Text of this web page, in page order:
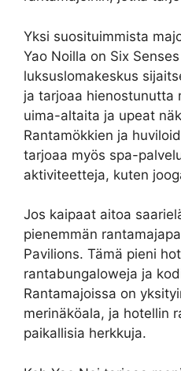
Yksi suosituimmista
Yao Noilla on Six
luksuslomakeskus
ja tarjoaa hienostunutta
uima-altaita ja upeat
Rantamökkien ja
tarjoaa myös spa-
aktiviteetteja, kuten
Jos kaipaat aitoa
pienemmän
Pavilions. Tämä pieni
rantabungaloweja ja
Rantamajoissa on
merinäköala, ja hotellin
paikallisia herkkuja.